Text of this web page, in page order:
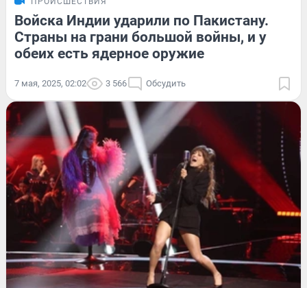
Войска Индии ударили по Пакистану.
Страны на грани большой войны, и у
обеих есть ядерное оружие
7 мая, 2025, 02:02 3 566 Обсудить